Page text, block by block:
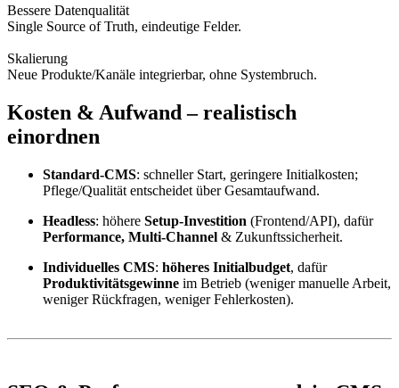
Bessere Datenqualität
Single Source of Truth, eindeutige Felder.
Skalierung
Neue Produkte/Kanäle integrierbar, ohne Systembruch.
Kosten & Aufwand – realistisch
einordnen
Standard-CMS: schneller Start, geringere Initialkosten;
Pflege/Qualität entscheidet über Gesamtaufwand.
Headless: höhere Setup-Investition (Frontend/API), dafür
Performance, Multi-Channel & Zukunftssicherheit.
Individuelles CMS: höheres Initialbudget, dafür
Produktivitätsgewinne im Betrieb (weniger manuelle Arbeit,
weniger Rückfragen, weniger Fehlerkosten).